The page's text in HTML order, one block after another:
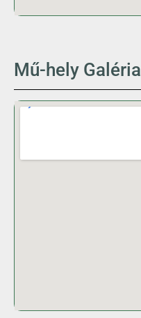
Mű-hely Galéria